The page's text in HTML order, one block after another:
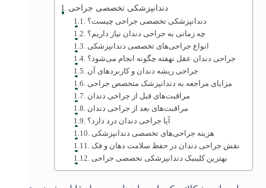
دندانپزشکی تخصصی جراحی
دندانپزشکی تخصصی جراحی چیست؟
چه زمانی به جراحی دندان نیاز داریم؟
انواع جراحی‌های تخصصی دندانپزشکی
جراحی دندان عقل نهفته چگونه انجام می‌شود؟
جراحی ریشه دندان و کاربردهای آن
مزایای مراجعه به دندانپزشک متخصص جراحی
مراقبت‌های قبل از جراحی دندان
مراقبت‌های بعد از جراحی دندان
آیا جراحی دندان درد دارد؟
هزینه جراحی‌های تخصصی دندانپزشکی
نقش جراحی دندان در حفظ سلامت دهان و فک
بهترین کلینیک دندانپزشکی تخصصی جراحی